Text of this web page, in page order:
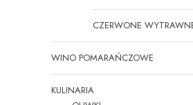
CZERWONE
WINO POMARAŃCZOWE
KULINARIA